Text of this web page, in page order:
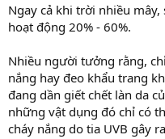
Ngay cả khi trời nhiều
hoạt động 20% - 60%.
Nhiều người tưởng rằng,
nắng hay đeo khẩu trang
đang dần giết chết làn da
những vật dụng đó chỉ có
cháy nắng do tia UVB gây